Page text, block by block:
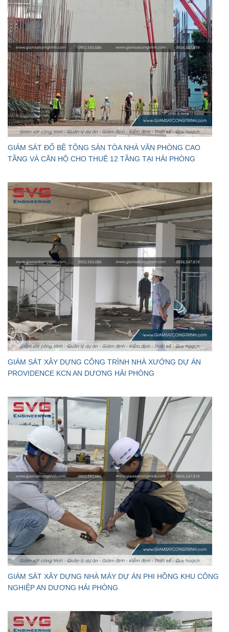
GIÁM SÁT ĐỔ BÊ TÔNG SÀN TÒA NHÀ VĂN PHÒNG CAO
TẦNG VÀ CĂN HỘ CHO THUÊ 12 TẦNG TẠI HẢI PHÒNG
GIÁM SÁT XÂY DỰNG CÔNG TRÌNH NHÀ XƯỞNG DỰ ÁN
PROVIDENCE KCN AN DƯƠNG HẢI PHÒNG
GIÁM SÁT XÂY DỰNG NHÀ MÁY DỰ ÁN PHI HỒNG KHU CÔNG
NGHIỆP AN DƯƠNG HẢI PHÒNG